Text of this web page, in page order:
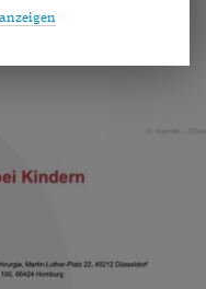
Still smiling?